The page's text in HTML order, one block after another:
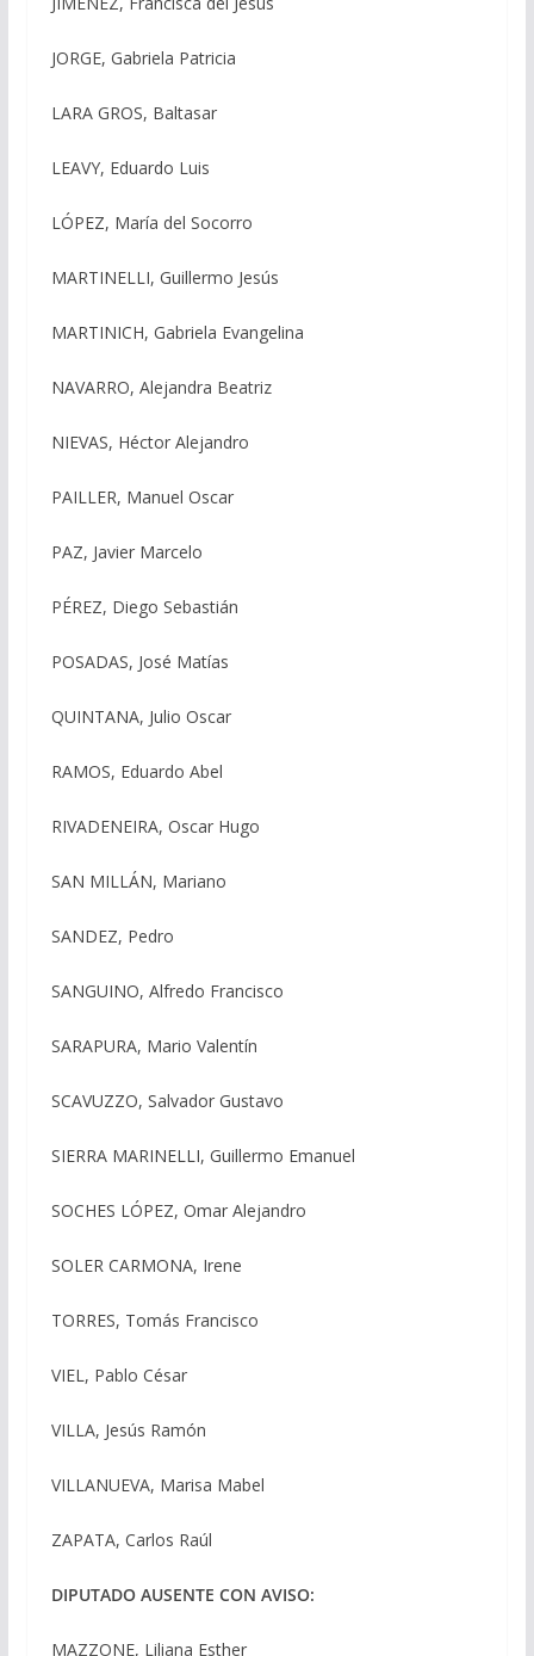
JORGE, Gabriela Patricia
LARA GROS, Baltasar
LEAVY, Eduardo Luis
LÓPEZ, María del Socorro
MARTINELLI, Guillermo Jesús
MARTINICH, Gabriela Evangelina
NAVARRO, Alejandra Beatriz
NIEVAS, Héctor Alejandro
PAILLER, Manuel Oscar
PAZ, Javier Marcelo
PÉREZ, Diego Sebastián
POSADAS, José Matías
QUINTANA, Julio Oscar
RAMOS, Eduardo Abel
RIVADENEIRA, Oscar Hugo
SAN MILLÁN, Mariano
SANDEZ, Pedro
SANGUINO, Alfredo Francisco
SARAPURA, Mario Valentín
SCAVUZZO, Salvador Gustavo
SIERRA MARINELLI, Guillermo Emanuel
SOCHES LÓPEZ, Omar Alejandro
SOLER CARMONA, Irene
TORRES, Tomás Francisco
VIEL, Pablo César
VILLA, Jesús Ramón
VILLANUEVA, Marisa Mabel
ZAPATA, Carlos Raúl
DIPUTADO AUSENTE CON AVISO:
MAZZONE, Liliana Esther